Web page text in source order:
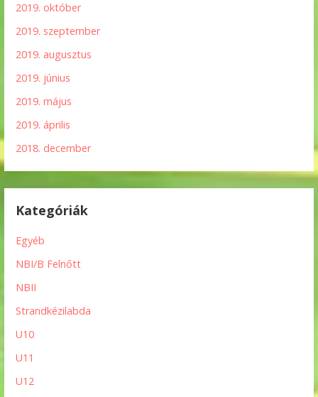
2019. október
2019. szeptember
2019. augusztus
2019. június
2019. május
2019. április
2018. december
Kategóriák
Egyéb
NBI/B Felnőtt
NBII
Strandkézilabda
U10
U11
U12